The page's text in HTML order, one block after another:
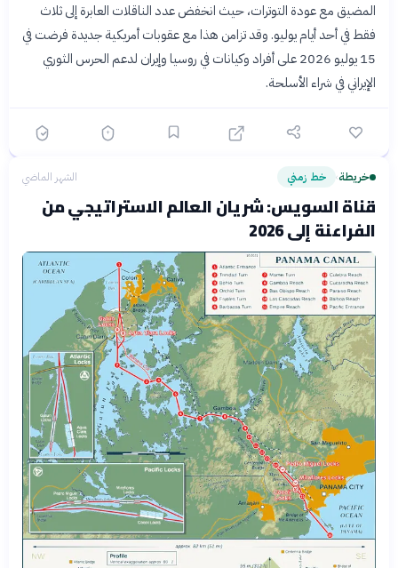
المضيق مع عودة التوترات، حيث انخفض عدد الناقلات العابرة إلى ثلاث
فقط في أحد أيام يوليو. وقد تزامن هذا مع عقوبات أمريكية جديدة فرضت في
15 يوليو 2026 على أفراد وكيانات في روسيا وإيران لدعم الحرس الثوري
الإيراني في شراء الأسلحة.
خريطة› خط زمني الشهر الماضي
قناة السويس: شريان العالم الاستراتيجي من
الفراعنة إلى 2026